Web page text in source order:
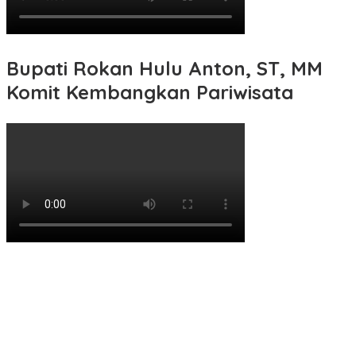
Bupati Rokan Hulu Anton, ST, MM
Komit Kembangkan Pariwisata